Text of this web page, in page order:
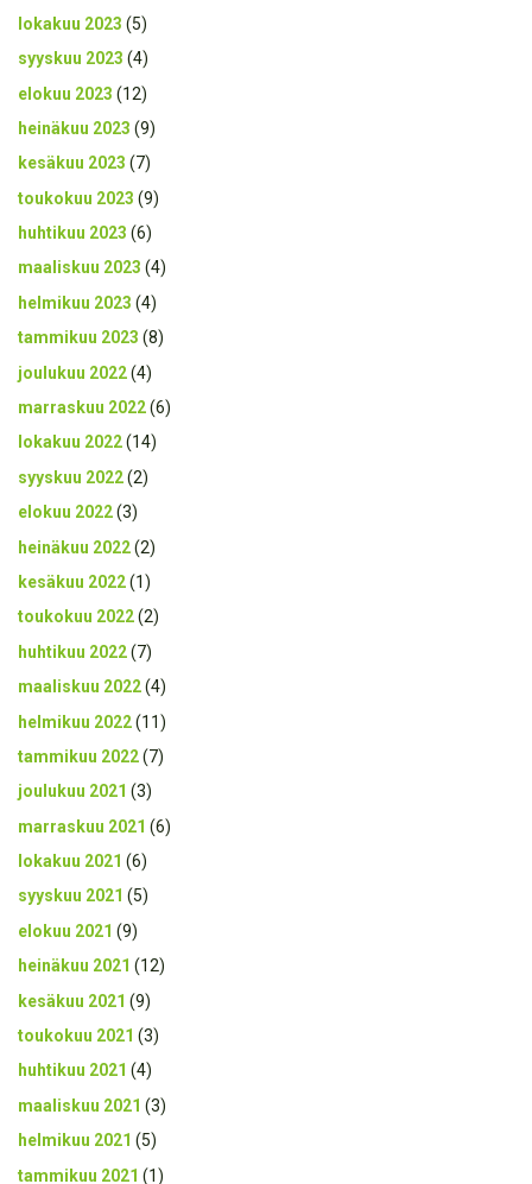
lokakuu 2023 (5)
syyskuu 2023 (4)
elokuu 2023 (12)
heinäkuu 2023 (9)
kesäkuu 2023 (7)
toukokuu 2023 (9)
huhtikuu 2023 (6)
maaliskuu 2023 (4)
helmikuu 2023 (4)
tammikuu 2023 (8)
joulukuu 2022(4)
marraskuu 2022(6)
lokakuu 2022(14)
syyskuu 2022(2)
elokuu 2022(3)
heinäkuu 2022(2)
kesäkuu 2022(1)
toukokuu 2022(2)
huhtikuu 2022(7)
maaliskuu 2022(4)
helmikuu 2022(11)
tammikuu 2022(7)
joulukuu 2021 (3)
marraskuu 2021 (6)
lokakuu 2021 (6)
syyskuu 2021 (5)
elokuu 2021 (9)
heinäkuu 2021 (12)
kesäkuu 2021 (9)
toukokuu 2021 (3)
huhtikuu 2021 (4)
maaliskuu 2021 (3)
helmikuu 2021 (5)
tammikuu 2021 (1)